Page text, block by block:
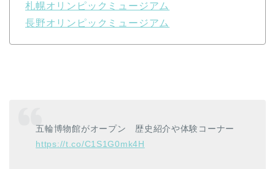
札幌オリンピックミュージアム
長野オリンピックミュージアム
五輪博物館がオープン 歴史紹介や体験コーナー
https://t.co/C1S1G0mk4H